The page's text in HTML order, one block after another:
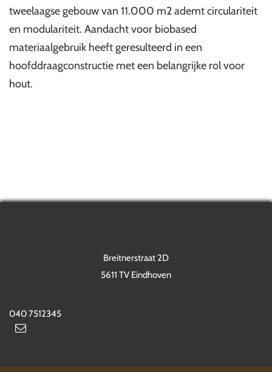
tweelaagse gebouw van 11.000 m2 ademt circulariteit
en modulariteit. Aandacht voor biobased
materiaalgebruik heeft geresulteerd in een
hoofddraagconstructie met een belangrijke rol voor
hout.
Breitnerstraat 2D
5611 TV Eindhoven
040 7512345